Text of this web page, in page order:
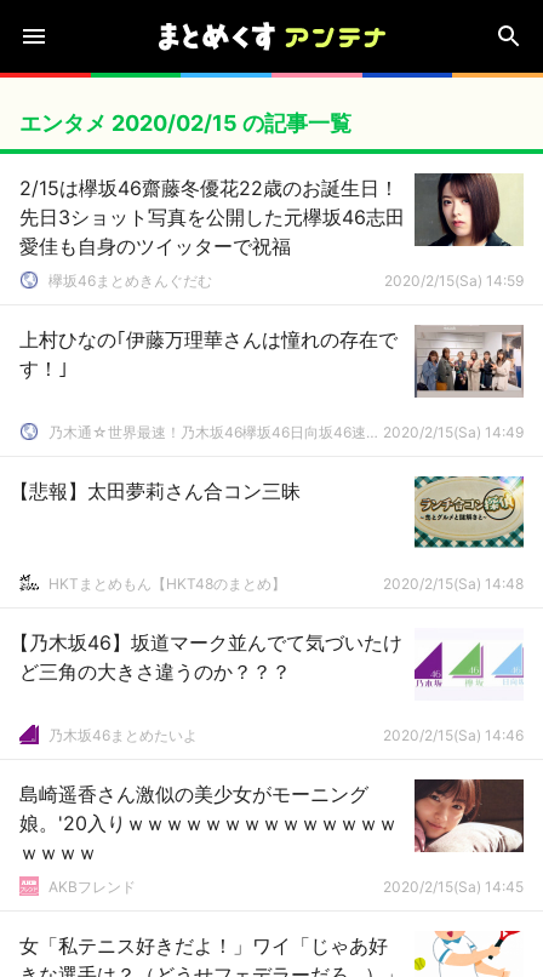
エンタメ 2020/02/15 の記事一覧
2/15は欅坂46齋藤冬優花22歳のお誕生日！
先日3ショット写真を公開した元欅坂46志田
愛佳も自身のツイッターで祝福
欅坂46まとめきんぐだむ 2020/2/15(Sa) 14:59
上村ひなの｢伊藤万理華さんは憧れの存在で
す！｣
乃木通☆世界最速！乃木坂46欅坂46日向坂46速報まとめ 2020/2/15(Sa) 14:49
【悲報】太田夢莉さん合コン三昧
HKTまとめもん【HKT48のまとめ】 2020/2/15(Sa) 14:48
【乃木坂46】坂道マーク並んでて気づいたけ
ど三角の大きさ違うのか？？？
乃木坂46まとめたいよ 2020/2/15(Sa) 14:46
島崎遥香さん激似の美少女がモーニング
娘。'20入りｗｗｗｗｗｗｗｗｗｗｗｗｗｗ
ｗｗｗｗ
AKBフレンド 2020/2/15(Sa) 14:45
女「私テニス好きだよ！」ワイ「じゃあ好